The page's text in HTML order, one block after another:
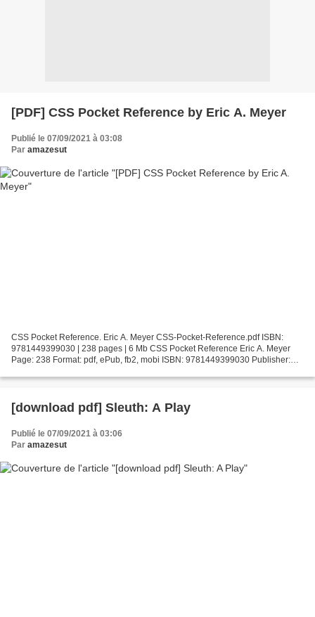
[PDF] CSS Pocket Reference by Eric A. Meyer
Publié le 07/09/2021 à 03:08
Par amazesut
CSS Pocket Reference. Eric A. Meyer CSS-Pocket-Reference.pdf ISBN:
9781449399030 | 238 pages | 6 Mb CSS Pocket Reference Eric A. Meyer
Page: 238 Format: pdf, ePub, fb2, mobi ISBN: 9781449399030 Publisher:
[download pdf] Sleuth: A Play
Publié le 07/09/2021 à 03:06
Par amazesut